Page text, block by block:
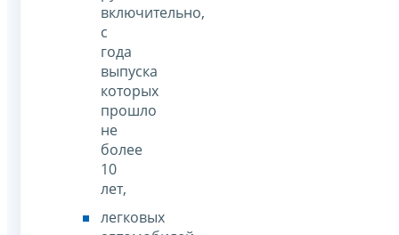
включительно,
с
года
выпуска
которых
прошло
не
более
10
лет,
легковых